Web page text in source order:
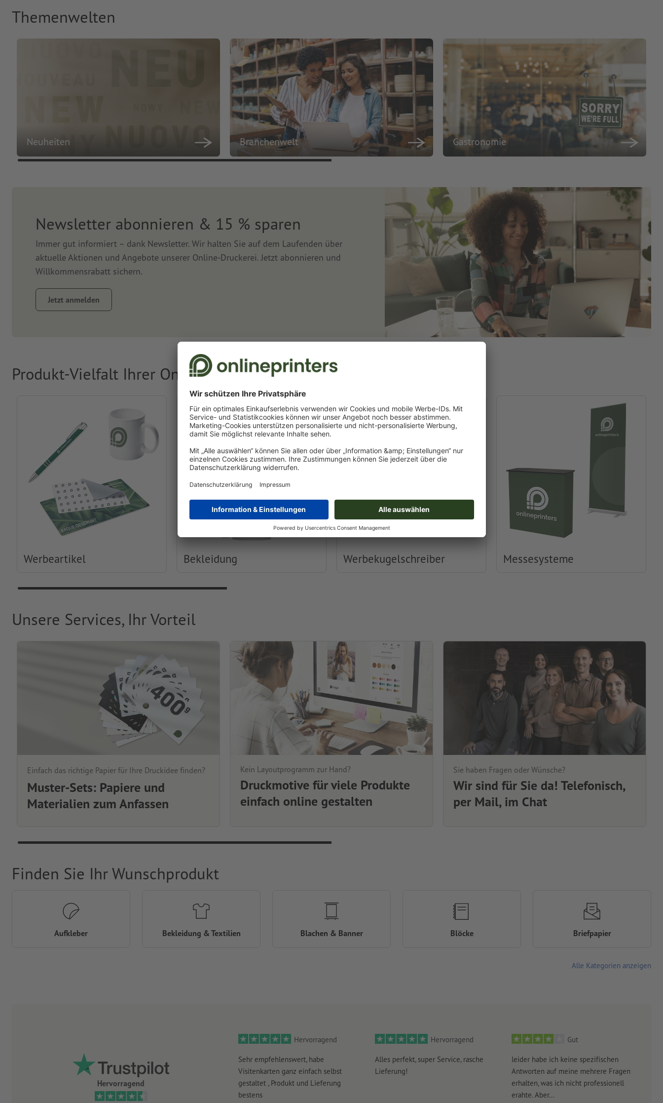
Themenwelten
Neuheiten Branchenwelt Gastronomie
Newsletter abonnieren & 15 % sparen
Immer gut informiert – dank Newsletter. Wir halten Sie auf dem Laufenden über
aktuelle Aktionen und Angebote unserer Online-Druckerei. Jetzt abonnieren und
Willkommensrabatt sichern.
Jetzt anmelden
Produkt-Vielfalt Ihrer Online-Druckerei
Werbeartikel Bekleidung Werbekugelschreiber Messesysteme
Unsere Services, Ihr Vorteil
Einfach das richtige Papier für Ihre Druckidee finden?
Muster-Sets: Papiere und
Materialien zum Anfassen
Kein Layoutprogramm zur Hand?
Druckmotive für viele Produkte
einfach online gestalten
Sie haben Fragen oder Wünsche?
Wir sind für Sie da! Telefonisch,
per Mail, im Chat
Hervorragend
Hervorragend
Sehr empfehlenswert, habe
Visitenkarten ganz einfach selbst
gestaltet , Produkt und Lieferung
bestens
Hervorragend
Alles perfekt, super Service, rasche
Lieferung!
Gut
leider habe ich keine spezifischen
Antworten auf meine mehrere Fragen
erhalten, was ich nicht professionell
erahte. Aber...
Finden Sie Ihr Wunschprodukt
Aufkleber Bekleidung & Textilien Blachen & Banner Blöcke Briefpapier
Alle Kategorien anzeigen